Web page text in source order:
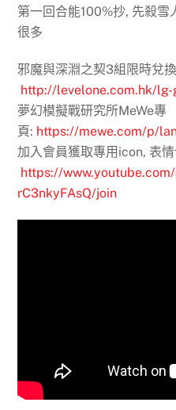
第一回合能100%抄, 先殺雪
很多
邪魔與深淵之契3組限時兌
http://levelone.com.hk/
夢幻模擬戰研究所MeWe專
頁: https://mewe.com/p/
加入會員獲取專用icon, 表
https://
rC3nkyFAsQ/join